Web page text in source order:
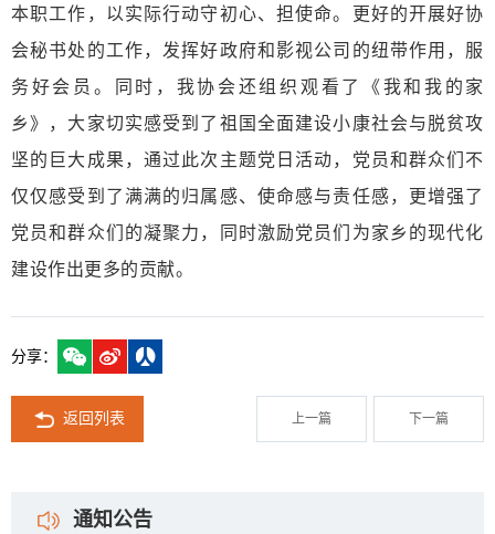
本职工作，以实际行动守初心、担使命。
更好的开展好协
会秘书处的工作，发挥好政府和影视公司的纽带作用，服
务好会员。同时，我协会还组织观看了《我和我的家
乡》，大家切实感受到了祖国全面建设小康社会与脱贫攻
坚的巨大成果 ，通过此次主题党日活动，党员和群众们不
仅仅感受到了满满的归属感、使命感与责任感，
更增强了
党员和群众们的凝聚力，同时激励党员们为家乡的现代化
建设作出更多的贡献。
分享：
返回列表 上一篇 下一篇
通知公告